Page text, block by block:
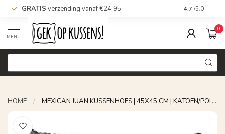
GRATIS verzending vanaf €24,95 Voor 16.00
4.7 /5.0
MENU
0
HOME / MEXICAN JUAN KUSSENHOES | 45X45 CM | KATOEN/POLYESTER